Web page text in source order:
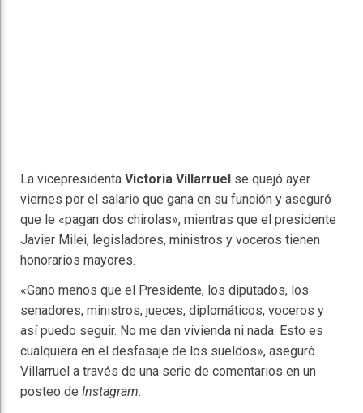
La vicepresidenta Victoria Villarruel se quejó ayer
viernes por el salario que gana en su función y aseguró
que le «pagan dos chirolas», mientras que el presidente
Javier Milei, legisladores, ministros y voceros tienen
honorarios mayores.
«Gano menos que el Presidente, los diputados, los
senadores, ministros, jueces, diplomáticos, voceros y
así puedo seguir. No me dan vivienda ni nada. Esto es
cualquiera en el desfasaje de los sueldos», aseguró
Villarruel a través de una serie de comentarios en un
posteo de Instagram.